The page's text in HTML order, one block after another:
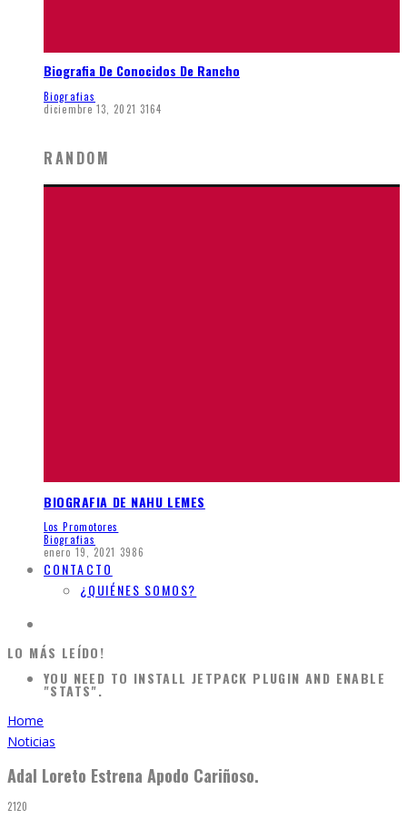
Biografia De Conocidos De Rancho
Biografias
diciembre 13, 2021 3164
RANDOM
BIOGRAFIA DE NAHU LEMES
Los Promotores
Biografias
enero 19, 2021 3986
CONTACTO
¿QUIÉNES SOMOS?
LO MÁS LEÍDO!
YOU NEED TO INSTALL JETPACK PLUGIN AND ENABLE
"STATS".
Home
Noticias
Adal Loreto Estrena Apodo Cariñoso.
2120